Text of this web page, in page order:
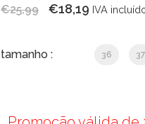
€25,99
O
€18,19OIVA
tamanho : 36 37